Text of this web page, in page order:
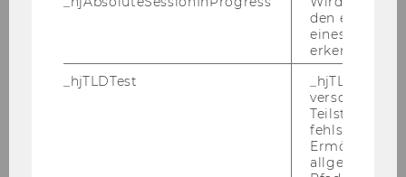
Mitteilungsblatt vom 9. November 2005, 6.
Stück
den ersten
eines
erkennen.
_hjTLDTest
_hjTLDTest-
verschiedene
Teilstrings,
fehlschlägt.
Ermöglicht,